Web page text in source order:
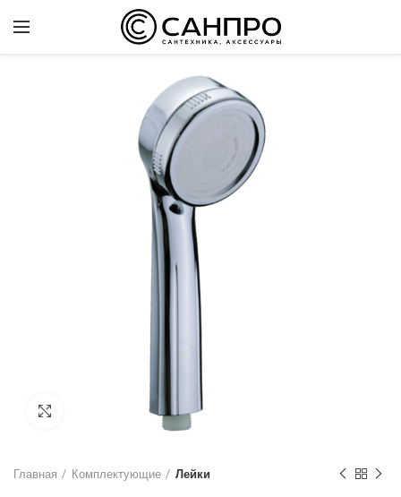
Нажмите для увеличения
Главная Комплектующие Лейки